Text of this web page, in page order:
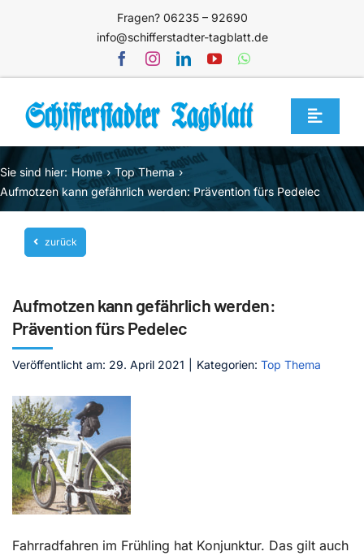
Fragen? 06235 – 92690
info@schifferstadter-tagblatt.de
Toggle
Home
Themen
Blog
Unternehmen
Mediathek
Jetzt abonnieren
Sie sind hier: Home
Top Thema
Aufmotzen kann gefährlich werden: Prävention fürs Pedelec
zurück
Aufmotzen kann gefährlich werden:
Prävention fürs Pedelec
Veröffentlicht am: 29. April 2021 Kategorien: Top Thema
Fahrradfahren im Frühling hat Konjunktur. Das gilt auch